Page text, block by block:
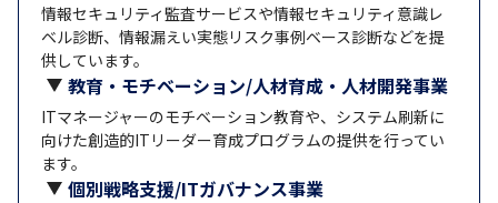
情報セキュリティ監査サービスや情報セキュリティ意識レ
ベル診断、情報漏えい実態リスク事例ベース診断などを提
供しています。
​教育・モチベーション/人材育成・人材開発事業
ITマネージャーのモチベーション教育や、システム刷新に
向けた創造的ITリーダー育成プログラムの提供を行ってい
ます。
​個別戦略支援/ITガバナンス事業